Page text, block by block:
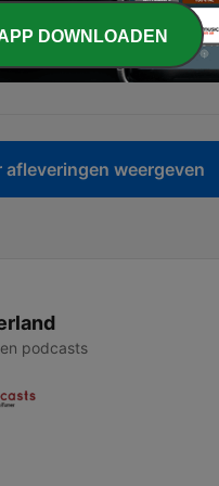
kunnen voorbereiden en…
je vragen?’
afleveringen weergeven
podcasts
DOWNLOADEN